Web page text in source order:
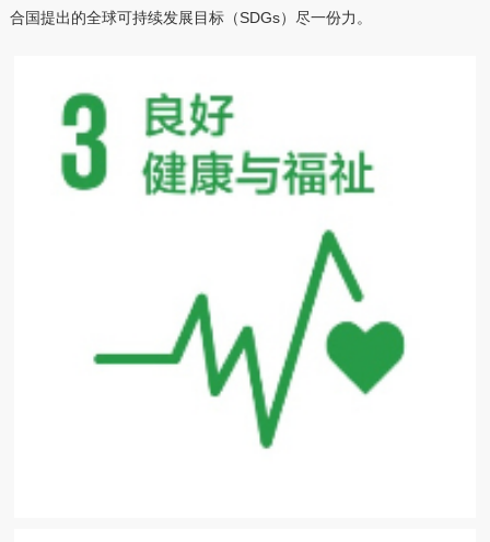
合国提出的全球可持续发展目标（SDGs）尽一份力。